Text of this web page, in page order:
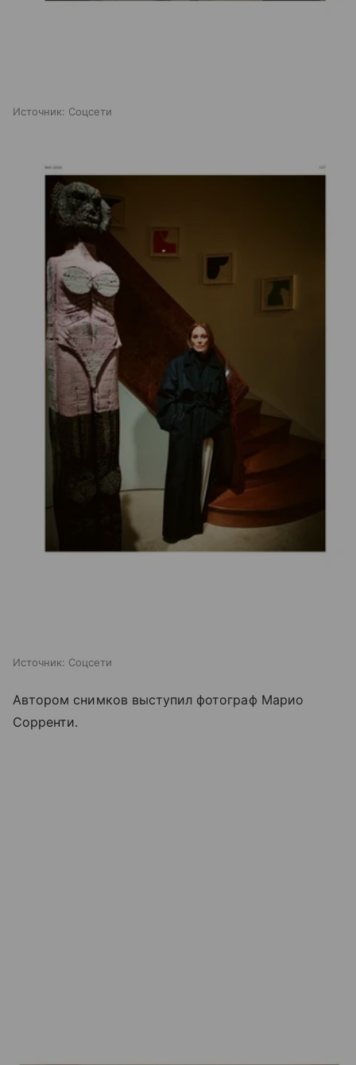
Источник: Соцсети
Источник: Соцсети
Автором снимков выступил фотограф Марио
Сорренти.